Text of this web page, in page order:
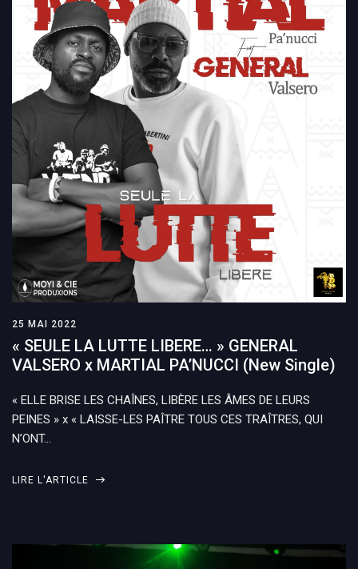
25 MAI 2022
« SEULE LA LUTTE LIBERE… » GENERAL
VALSERO x MARTIAL PA’NUCCI (New Single)
« ELLE BRISE LES CHAÎNES, LIBÈRE LES ÂMES DE LEURS
PEINES » x « LAISSE-LES PAÎTRE TOUS CES TRAÎTRES, QUI
N’ONT…
LIRE L'ARTICLE